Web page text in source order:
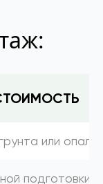
или
подготовки